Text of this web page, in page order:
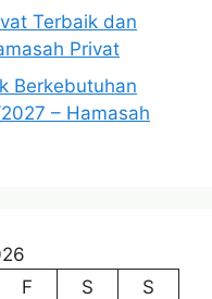
Terbaik dan
Privat
Berkebutuhan
– Hamasah
F S
S